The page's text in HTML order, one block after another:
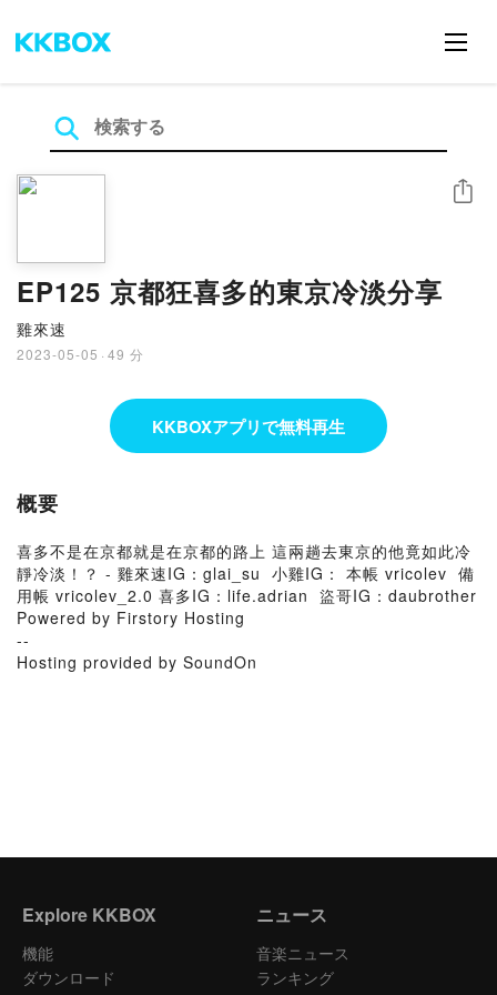
EP125 京都狂喜多的東京冷淡分享
雞來速
2023-05-05 · 49 分
シェア
KKBOXアプリで無料再生
概要
喜多不是在京都就是在京都的路上 這兩趟去東京的他竟如此冷
靜冷淡！？ - 雞來速IG：glai_su 小雞IG： 本帳 vricolev 備
用帳 vricolev_2.0 喜多IG：life.adrian 盜哥IG：daubrother
Powered by Firstory Hosting
--
Hosting provided by SoundOn
Explore KKBOX
機能
ダウンロード
ニュース
音楽ニュース
ランキング